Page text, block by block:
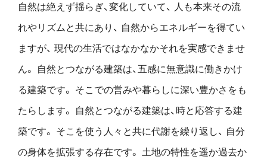
自然は絶えず揺らぎ、変化していて、
人も本来その流
れやリズムと共にあり、 自然からエネルギーを得てい
ますが、 現代の生活ではなかなかそれを実感できませ
ん。
自然とつながる建築は、五感に無意識に働きかけ
る建築です。 そこでの営みや暮らしに深い豊かさをも
たらします。
自然とつながる建築は、時と応答する建
築です。 そこを使う人々と共に代謝を繰り返し、 自分
の身体を拡張する存在です。 土地の特性を遥か過去か